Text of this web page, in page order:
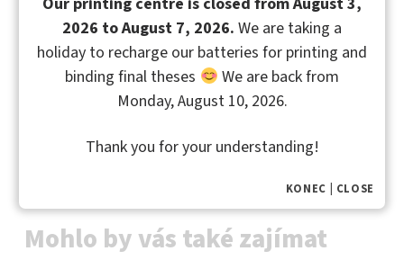
informacena webových stránkách UTB ve Zlíně)​
prof. Mgr. Soňa Kalenda Vávrová, Ph.D. (profesní
informacena webových stránkách UTB ve Zlíně)​
Mohlo by vás také zajímat
KONEC | CLOSE
2026 to August 7, 2026. We are taking a
holiday to recharge our batteries for printing and
binding final theses
We are back from
Monday, August 10, 2026.
Thank you for your understanding!